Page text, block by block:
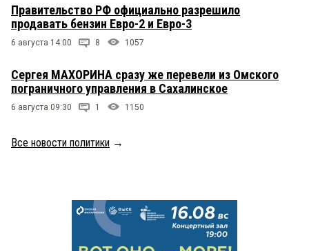
Правительство РФ официально разрешило
продавать бензин Евро-2 и Евро-3
6 августа 14:00 8 1057
Сергея МАХОРИНА сразу же перевели из Омского
пограничного управления в Сахалинское
6 августа 09:30 1 1150
Все новости политики →